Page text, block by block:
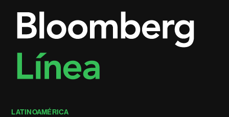
LATINOAMÉRICA